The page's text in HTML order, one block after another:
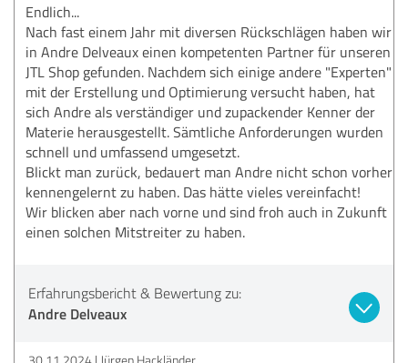
Endlich...
Nach fast einem Jahr mit diversen Rückschlägen haben wir
in Andre Delveaux einen kompetenten Partner für unseren
JTL Shop gefunden. Nachdem sich einige andere "Experten"
mit der Erstellung und Optimierung versucht haben, hat
sich Andre als verständiger und zupackender Kenner der
Materie herausgestellt. Sämtliche Anforderungen wurden
schnell und umfassend umgesetzt.
Blickt man zurück, bedauert man Andre nicht schon vorher
kennengelernt zu haben. Das hätte vieles vereinfacht!
Wir blicken aber nach vorne und sind froh auch in Zukunft
einen solchen Mitstreiter zu haben.
Erfahrungsbericht & Bewertung zu:
Andre Delveaux
30.11.2024 Jürgen Hackländer